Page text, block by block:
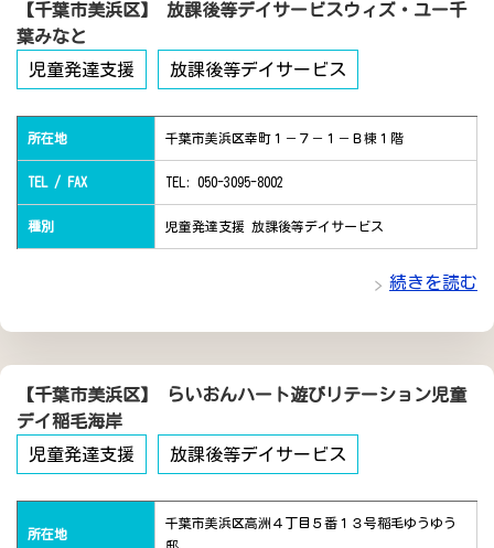
【千葉市美浜区】 放課後等デイサービスウィズ・ユー千
葉みなと
児童発達支援
放課後等デイサービス
所在地 千葉市美浜区幸町１－７－１－Ｂ棟１階
TEL / FAX TEL: 050-3095-8002
種別 児童発達支援 放課後等デイサービス
続きを読む
【千葉市美浜区】 らいおんハート遊びリテーション児童
デイ稲毛海岸
児童発達支援
放課後等デイサービス
所在地
千葉市美浜区高洲４丁目５番１３号稲毛ゆうゆう